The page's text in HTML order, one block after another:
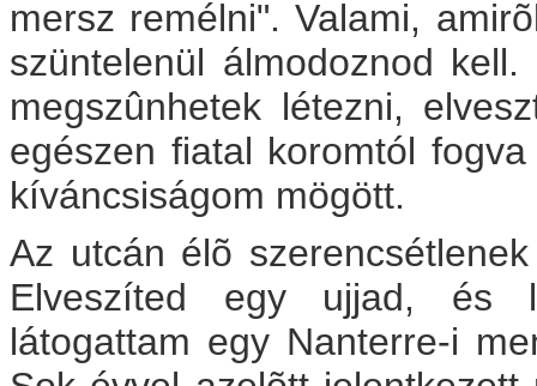
mersz remélni". Valami,
szüntelenül álmodoznod
megszûnhetek létezni,
egészen fiatal koromtól
kíváncsiságom mögött.
Az utcán élõ
Elveszíted egy ujjad, és
látogattam egy Nanterre-i